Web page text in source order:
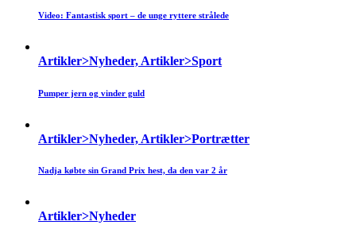
Video: Fantastisk sport – de unge ryttere strålede
Artikler>Nyheder, Artikler>Sport
Pumper jern og vinder guld
Artikler>Nyheder, Artikler>Portrætter
Nadja købte sin Grand Prix hest, da den var 2 år
Artikler>Nyheder